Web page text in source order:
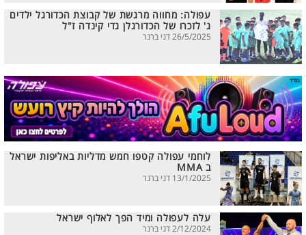
עפולה: מחווה מרגשת של קבוצת הכדורגל ילדים
ג' לזכרו של הכדורגלן גדי קינדה ז"ל
26/5/2025 דני ברנר
לוחמי עפולה קטפו חמש מדליות באליפות ישראל
ב MMA
13/1/2025 דני ברנר
עלה לעפולה ומיד הפך לאלוף ישראל
2/12/2024 דני ברנר